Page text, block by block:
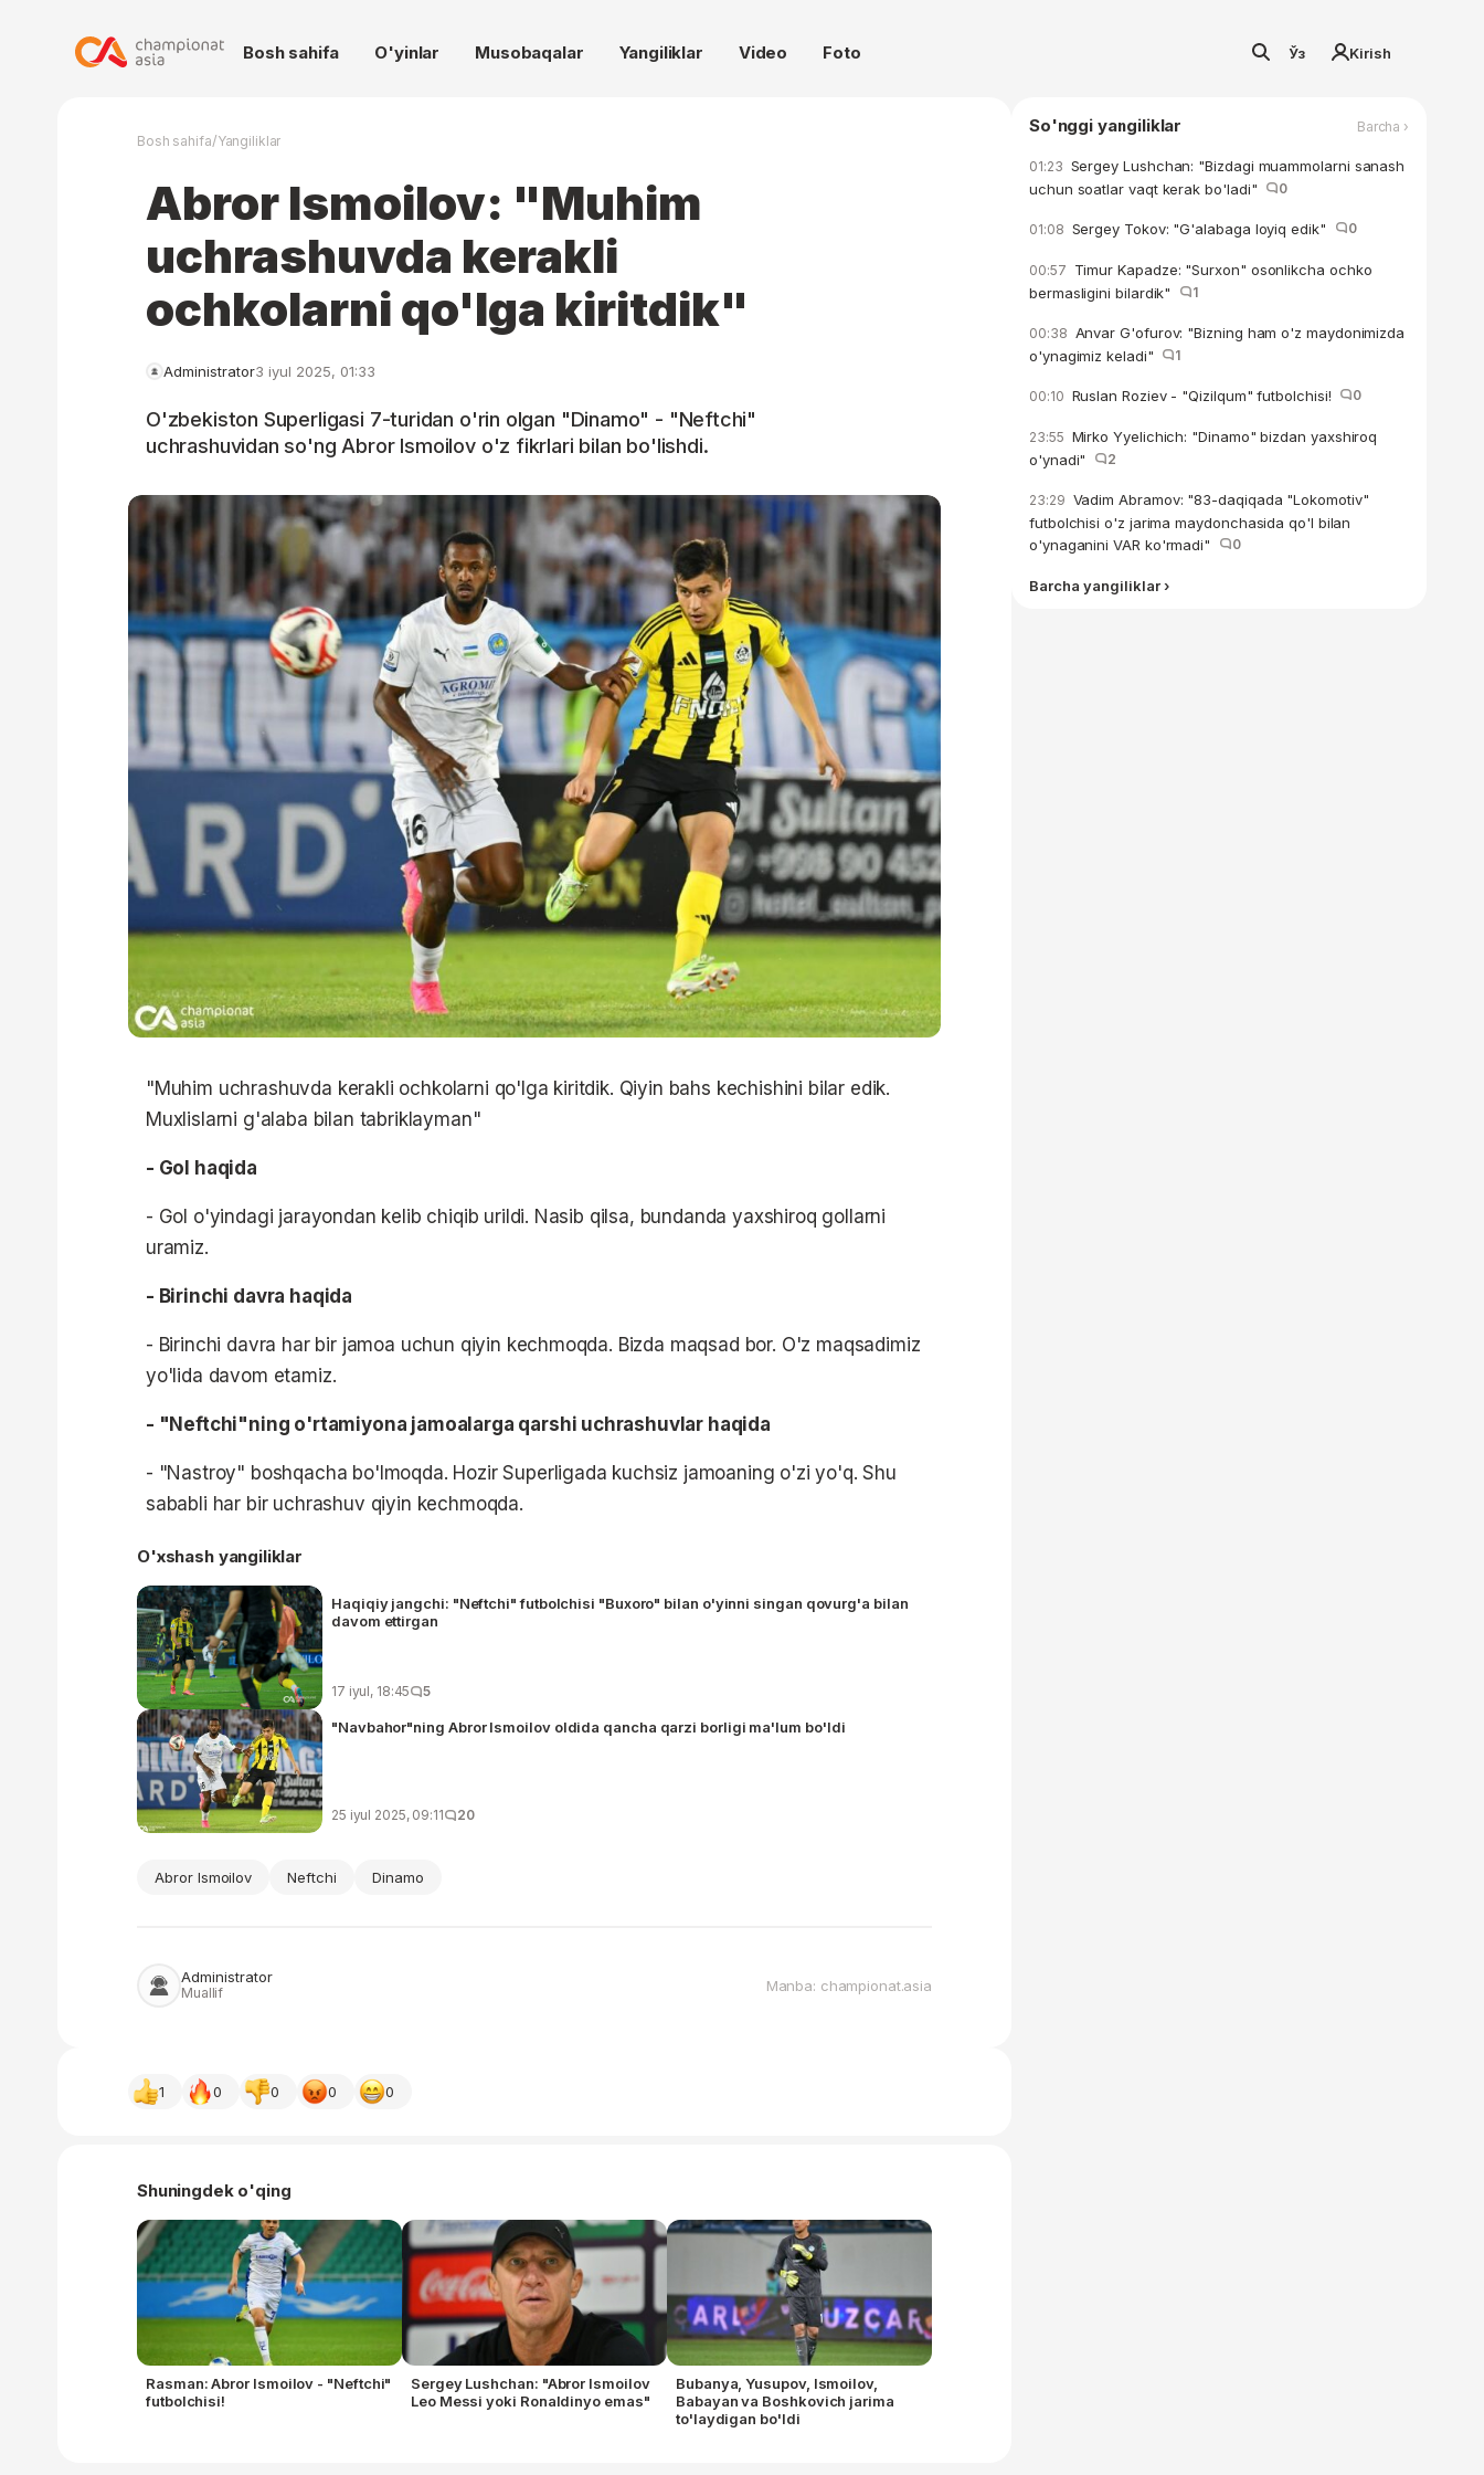
Bosh sahifa O'yinlar Musobaqalar Yangiliklar Video Foto Ўз Kirish
Bosh sahifa/Yangiliklar
Abror Ismoilov: "Muhim
uchrashuvda kerakli
ochkolarni qo'lga kiritdik"
Administrator3 iyul 2025, 01:33
O'zbekiston Superligasi 7-turidan o'rin olgan "Dinamo" - "Neftchi"
uchrashuvidan so'ng Abror Ismoilov o'z fikrlari bilan bo'lishdi.
"Muhim uchrashuvda kerakli ochkolarni qo'lga kiritdik. Qiyin bahs kechishini bilar edik.
Muxlislarni g'alaba bilan tabriklayman"
- Gol haqida
- Gol o'yindagi jarayondan kelib chiqib urildi. Nasib qilsa, bundanda yaxshiroq gollarni
uramiz.
- Birinchi davra haqida
- Birinchi davra har bir jamoa uchun qiyin kechmoqda. Bizda maqsad bor. O'z maqsadimiz
yo'lida davom etamiz.
- "Neftchi"ning o'rtamiyona jamoalarga qarshi uchrashuvlar haqida
- "Nastroy" boshqacha bo'lmoqda. Hozir Superligada kuchsiz jamoaning o'zi yo'q. Shu
sababli har bir uchrashuv qiyin kechmoqda.
O'xshash yangiliklar
Haqiqiy jangchi: "Neftchi" futbolchisi "Buxoro" bilan o'yinni singan qovurg'a bilan
davom ettirgan
17 iyul, 18:45 5
"Navbahor"ning Abror Ismoilov oldida qancha qarzi borligi ma'lum bo'ldi
25 iyul 2025, 09:11 20
Abror Ismoilov Neftchi Dinamo
Administrator
Muallif Manba: championat.asia
1 0 0 0 0
Shuningdek o'qing
Rasman: Abror Ismoilov - "Neftchi"
futbolchisi!
Sergey Lushchan: "Abror Ismoilov
Leo Messi yoki Ronaldinyo emas"
Bubanya, Yusupov, Ismoilov,
Babayan va Boshkovich jarima
to'laydigan bo'ldi
So'nggi yangiliklar Barcha ›
01:23 Sergey Lushchan: "Bizdagi muammolarni sanash
uchun soatlar vaqt kerak bo'ladi"
0
01:08 Sergey Tokov: "G'alabaga loyiq edik" 0
00:57 Timur Kapadze: "Surxon" osonlikcha ochko
bermasligini bilardik"
1
00:38 Anvar G'ofurov: "Bizning ham o'z maydonimizda
o'ynagimiz keladi"
1
00:10 Ruslan Roziev - "Qizilqum" futbolchisi! 0
23:55 Mirko Yyelichich: "Dinamo" bizdan yaxshiroq
o'ynadi"
2
23:29 Vadim Abramov: "83-daqiqada "Lokomotiv"
futbolchisi o'z jarima maydonchasida qo'l bilan
o'ynaganini VAR ko'rmadi"
0
Barcha yangiliklar ›